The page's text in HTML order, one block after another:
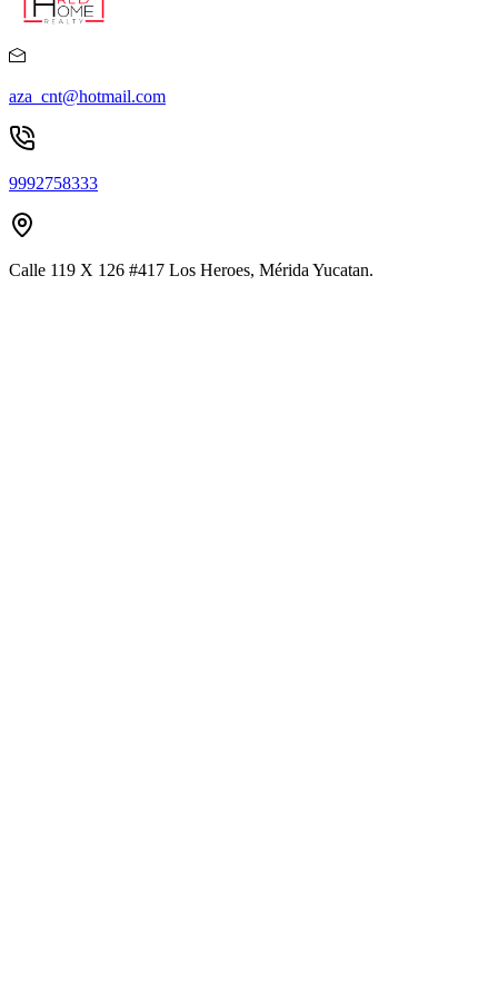
aza_cnt@hotmail.com
9992758333
Calle 119 X 126 #417 Los Heroes, Mérida Yucatan.